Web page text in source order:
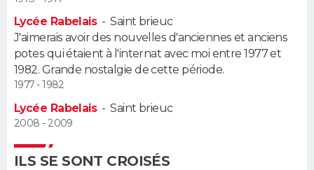
Alimentation
Guide de la santé
Maladies
Médicaments
Sommeil
VOYAGE
Destinations
City break
Voyage nature
Voyage de noces
Forum
Climat
+
PHOTO
BONS PLANS
CARTE DE VOEUX
Lycée Rabelais-Saint brieuc
J'aimerais avoir des nouvelles d'anciennes et anciens
potes qui étaient à l'internat avec moi entre 1977 et
1982. Grande nostalgie de cette période.
1977 - 1982
Lycée Rabelais-Saint brieuc
2008 - 2009
ILS SE SONT CROISÉS